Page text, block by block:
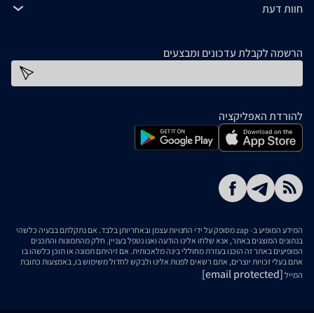
חוות דעת
הרשמה לקבלת עדכונים ומבצעים
להורדת האפליקציה
המידע המופיע ב- zap מסופק על ידי החנויות עצמן ובאחריותן בלבד. אם נתקלתם בבעיה כלשהי
בנתונים המוצגים באתר, אנא שלחו אלינו הודעה ואנו נטפל בעניין. חלק מהתמונות והתכנים
המופיעים באתר זה הוכנו בעזרת מחוללי בינה מלאכותית. אם זיהיתם תמונה או תוכן כלשהו בו
אתם בעלי זכויות יוצרים, אתם רשאים לפנות אלינו ולבקש לחדול משימוש בו, באמצעות כתובת
המייל [email protected]